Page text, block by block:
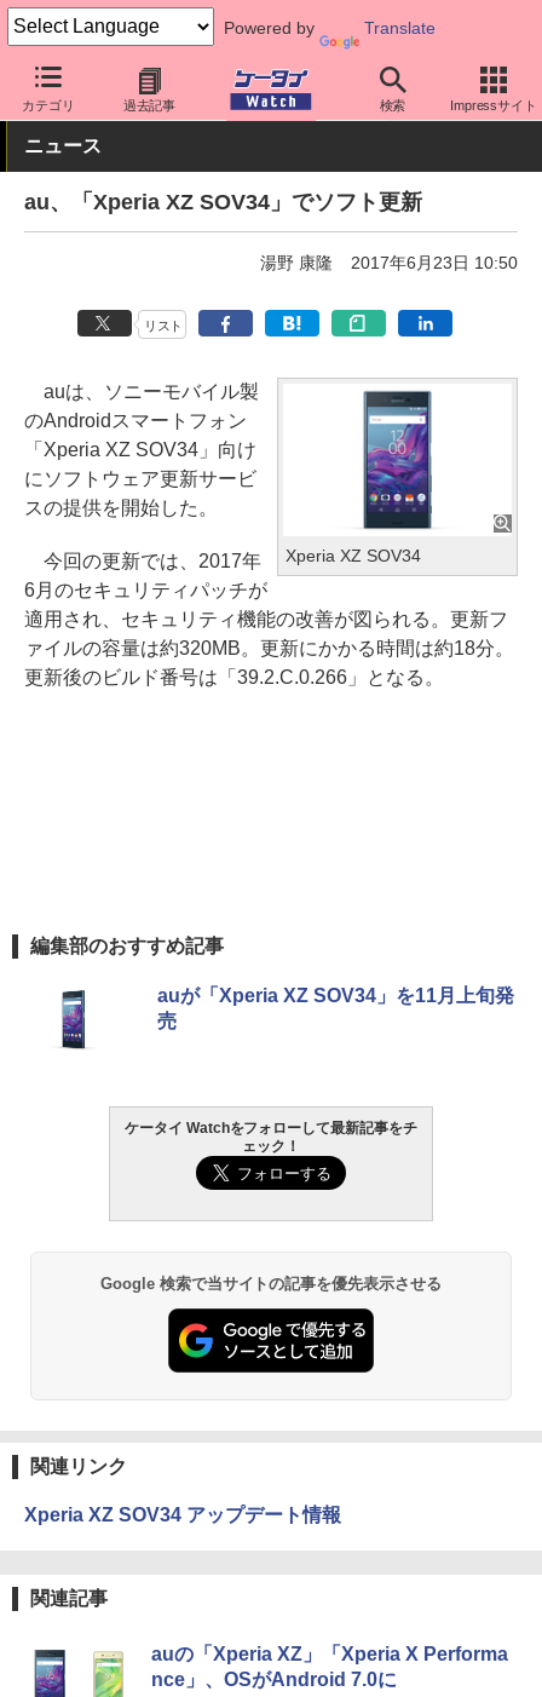
Powered by Translate
カテゴリ 過去記事 検索 Impressサイト
ケータイ Watch キャリア au ソフト更新
ニュース
au、「Xperia XZ SOV34」でソフト更新
湯野 康隆 2017年6月23日 10:50
リスト
Xperia XZ SOV34
auは、ソニーモバイル製
のAndroidスマートフォン
「Xperia XZ SOV34」向け
にソフトウェア更新サービ
スの提供を開始した。
今回の更新では、2017年
6月のセキュリティパッチが
適用され、セキュリティ機能の改善が図られる。更新フ
ァイルの容量は約320MB。更新にかかる時間は約18分。
更新後のビルド番号は「39.2.C.0.266」となる。
編集部のおすすめ記事
auが「Xperia XZ SOV34」を11月上旬発
売
ケータイ Watchをフォローして最新記事をチ
ェック！
Google 検索で当サイトの記事を優先表示させる
関連リンク
Xperia XZ SOV34 アップデート情報
関連記事
auの「Xperia XZ」「Xperia X Performa
nce」、OSがAndroid 7.0に